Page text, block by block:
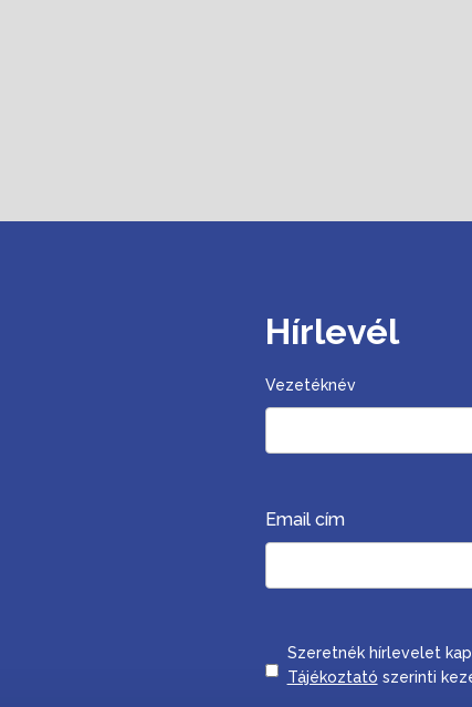
Hírlevél
Vezetéknév
Email cím
Consent
Szeretnék hírlevelet
Tájékoztató szerinti